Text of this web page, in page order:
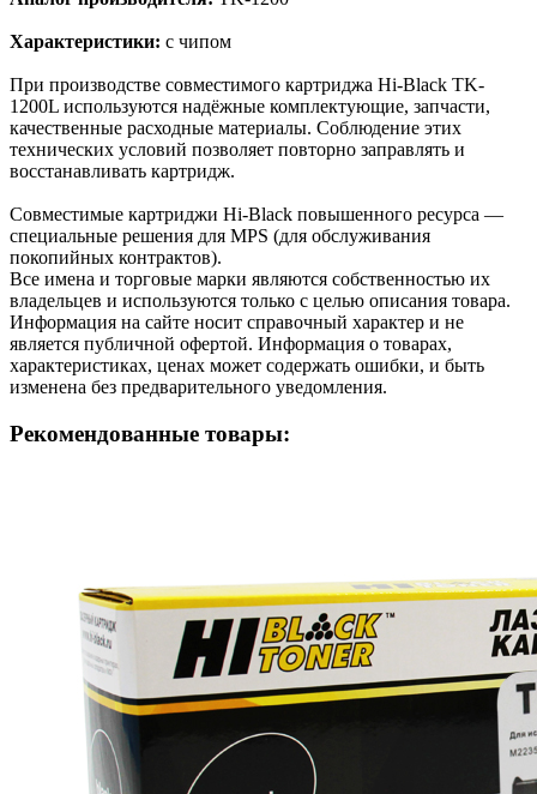
Характеристики: с чипом
При производстве совместимого картриджа Hi-Black TK-
1200L используются надёжные комплектующие, запчасти,
качественные расходные материалы. Соблюдение этих
технических условий позволяет повторно заправлять и
восстанавливать картридж.
Cовместимые картриджи Hi-Black повышенного ресурса —
специальные решения для MPS (для обслуживания
покопийных контрактов).
Все имена и торговые марки являются собственностью их
владельцев и используются только с целью описания товара.
Информация на сайте носит справочный характер и не
является публичной офертой. Информация о товарах,
характеристиках, ценах может содержать ошибки, и быть
изменена без предварительного уведомления.
Рекомендованные товары: